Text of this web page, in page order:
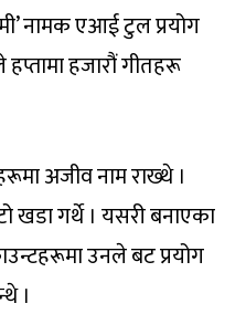
नामक एआई टुल प्रयोग
हजारौं गीतहरू
अजीव नाम राख्थे ।
गर्थे । यसरी बनाएका
उनले बट प्रयोग
।